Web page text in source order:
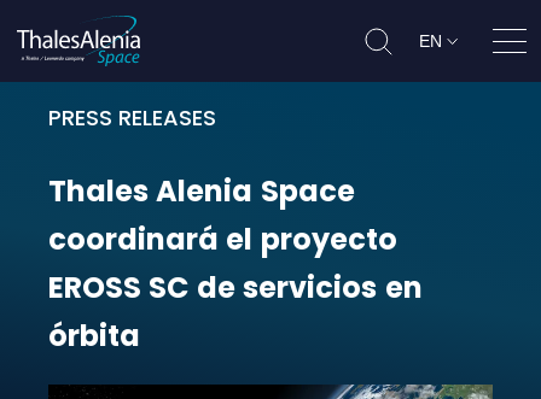
EN
PRESS RELEASES
Thales Alenia Space coordinará
ThalesAlenia Space
coordinará el proyecto
EROSS SC deservicios en
órbita